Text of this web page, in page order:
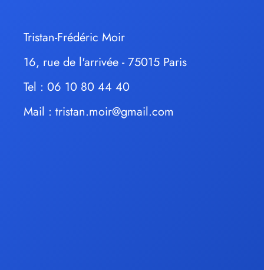
Tristan-Frédéric Moir
16, rue de l'arrivée - 75015 Paris
Tel : 06 10 80 44 40
Mail : tristan.moir@gmail.com